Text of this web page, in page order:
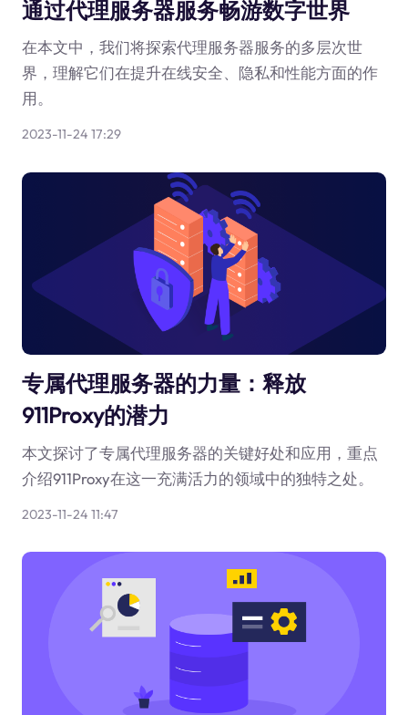
通过代理服务器服务畅游数字世界
在本文中，我们将探索代理服务器服务的多层次世
界，理解它们在提升在线安全、隐私和性能方面的作
用。
2023-11-24 17:29
专属代理服务器的力量：释放
911Proxy的潜力
本文探讨了专属代理服务器的关键好处和应用，重点
介绍911Proxy在这一充满活力的领域中的独特之处。
2023-11-24 11:47